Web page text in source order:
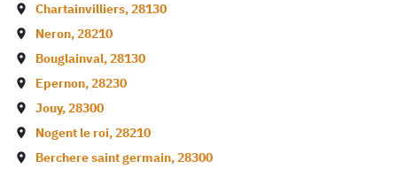
Chartainvilliers,28130
Neron,28210
Bouglainval,28130
Epernon,28230
Jouy,28300
Nogent le roi,28210
Berchere saint germain,28300